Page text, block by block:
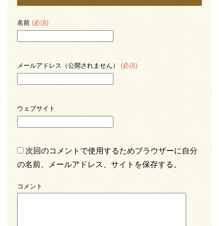
名前 (必須)
メールアドレス（公開されません） (必須)
ウェブサイト
次回のコメントで使用するためブラウザーに自分
の名前、メールアドレス、サイトを保存する。
コメント